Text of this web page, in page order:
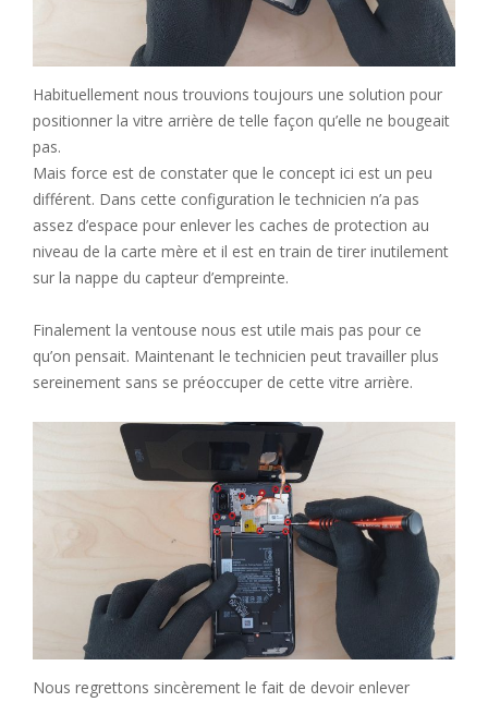
Habituellement nous trouvions toujours une solution pour
positionner la vitre arrière de telle façon qu’elle ne bougeait
pas.
Mais force est de constater que le concept ici est un peu
différent. Dans cette configuration le technicien n’a pas
assez d’espace pour enlever les caches de protection au
niveau de la carte mère et il est en train de tirer inutilement
sur la nappe du capteur d’empreinte.
Finalement la ventouse nous est utile mais pas pour ce
qu’on pensait. Maintenant le technicien peut travailler plus
sereinement sans se préoccuper de cette vitre arrière.
Nous regrettons sincèrement le fait de devoir enlever